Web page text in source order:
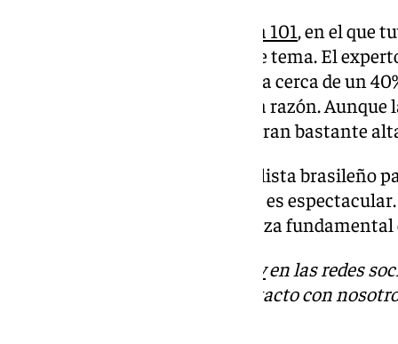
Grada 101, en el que
Fernández, hablamos sobre este tema. El
programa, que el Real Betis tenía cerca de un
Comité de Disciplina les diera la razón. Aunque
adelantó que las posibilidades eran bastante
Lo más probable es que el futbolista brasileño
de forma en el que se encuentra es
Real Betis, que recupera una pieza
101Tven las redes
. Puedes ponerte en contacto con